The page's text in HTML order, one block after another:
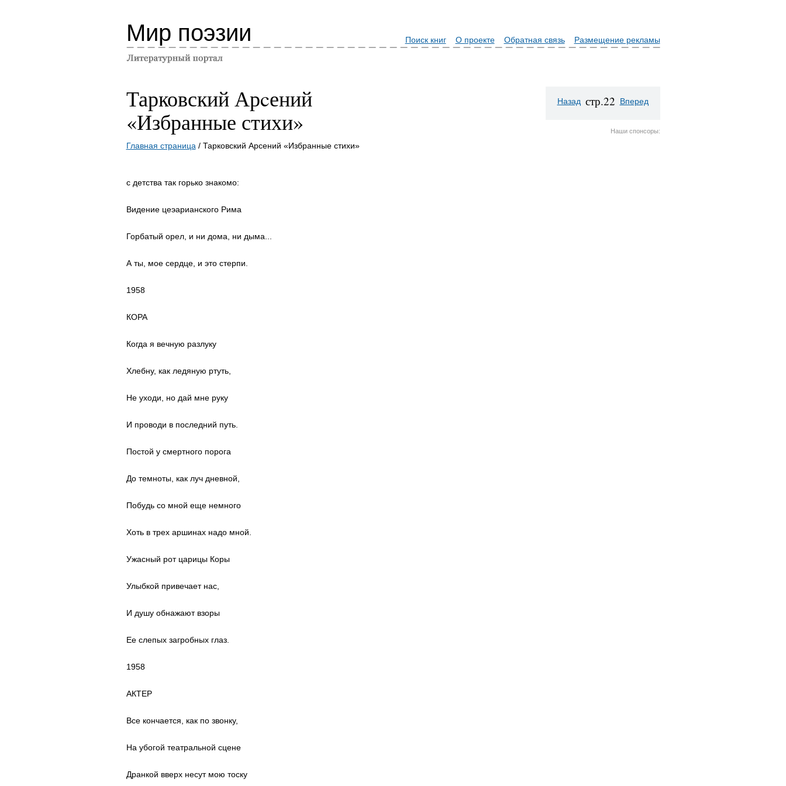
Мир поэзии Поиск книг О проекте Обратная связь Размещение рекламы
Тарковский Арcений
«Избранные стихи»
Главная страница / Тарковский Арcений «Избранные стихи»
с детства так горько знакомо:
Видение цеэарианского Рима
Горбатый орел, и ни дома, ни дыма...
А ты, мое сердце, и это стерпи.
1958
КОРА
Когда я вечную разлуку
Хлебну, как ледяную ртуть,
Не уходи, но дай мне руку
И проводи в последний путь.
Постой у смертного порога
До темноты, как луч дневной,
Побудь со мной еще немного
Хоть в трех аршинах надо мной.
Ужасный рот царицы Коры
Улыбкой привечает нас,
И душу обнажают взоры
Ее слепых загробных глаз.
1958
АКТЕР
Все кончается, как по звонку,
На убогой театральной сцене
Дранкой вверх несут мою тоску
Назад стр.22 Вперед
Наши спонсоры: